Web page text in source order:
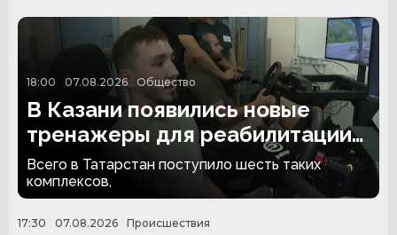
18:00 07.08.2026 Общество
В Казани появились новые
тренажеры для реабилитации
людей с ампутациями
Всего в Татарстан поступило шесть таких
комплексов,
17:30 07.08.2026 Происшествия